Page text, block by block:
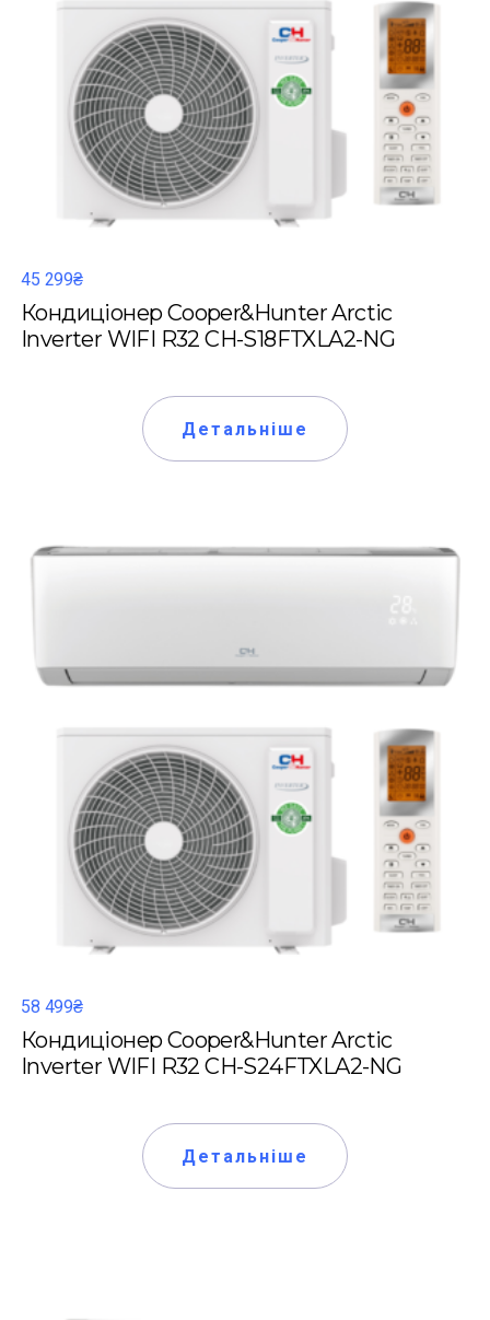
45 299₴
Кондиціонер Cooper&Hunter Arctic
Inverter WIFI R32 CH-S18FTXLA2-NG
Детальніше
58 499₴
Кондиціонер Cooper&Hunter Arctic
Inverter WIFI R32 CH-S24FTXLA2-NG
Детальніше